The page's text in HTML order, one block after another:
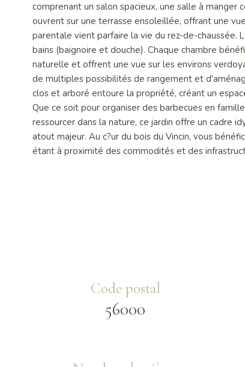
comprenant un salon spacieux, une salle à
ouvrent sur une terrasse ensoleillée, offrant une
parentale vient parfaire la vie du rez-de-chaussée.
bains (baignoire et douche). Chaque chambre
naturelle et offrent une vue sur les environs
de multiples possibilités de rangement et
clos et arboré entoure la propriété, créant un
Que ce soit pour organiser des barbecues en
ressourcer dans la nature, ce jardin offre un cadre
atout majeur. Au c?ur du bois du Vincin, vous
étant à proximité des commodités et des
Code postal
56000